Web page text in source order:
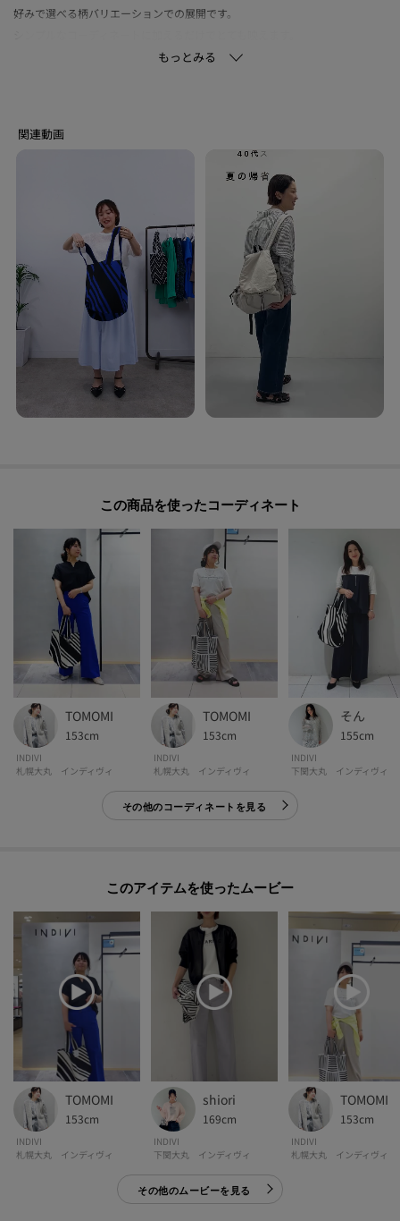
好みで選べる柄バリエーションでの展開です。
デイリーからレジャーシーンまで気兼ねなく使用いただけます。
・A4サイズ収納可
-・-・-・-・-・-・-・-・-・-・-・-・-・-・-・-・-・-・-・-・-・-
■気になるアイテムは『お気に入り登録』がおすすめです！■
＜お気に入り登録とは？＞
オンラインサイトの各アイテムにある「ハートマーク」を
クリックして簡単に追加できます！
＜おすすめPOINT＞
お得な情報をGETできます！！
POINT.1
マイページでお気に入り一覧をチェックでき、
自分だけのお買い物リストがつくれる♪
-・-・-・-・-・-・-・-・-・-・-・-・-・-・-・-・-・-・-・-・-・-
※照明の関係により、実際よりも色味が違って見える場合があります。また、
パソコン・スマートフォンなどの環境により、若干製品と画像のカラーが異
なる場合もございます。
この商品を使った
TOMOMI
153cm
INDIVI
札幌大丸 インディヴィ
TOMOMI
153cm
INDIVI
札幌大丸 インディヴィ
そん
155cm
INDIVI
下関大丸 インディヴィ
その他のコーディネートを見る
このアイテムを使ったムービー
TOMOMI
153cm
INDIVI
札幌大丸 インディヴィ
shiori
169cm
INDIVI
下関大丸 インディヴィ
TOMOMI
153cm
INDIVI
札幌大丸 インディヴィ
その他のムービーを見る